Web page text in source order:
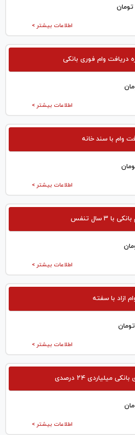
تومان
اطلاعات بیشتر >
دریافت وام فوری بانکی
اطلاعات بیشتر >
وام با سند خانه
اطلاعات بیشتر >
با ۳ سال تنفس
اطلاعات بیشتر >
ازاد با سفته
تومان
اطلاعات بیشتر >
میلیاردی ۲۴ درصدی
اطلاعات بیشتر >